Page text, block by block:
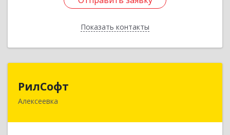
Показать контакты
Назад
РилСофт
Алексеевка
309850, Белгородская обл, Алексеевский р-н,